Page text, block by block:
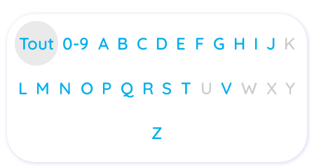
Tout 0-9 A B C D E F G H I J K
L M N O P Q R S T U V W X Y
Z